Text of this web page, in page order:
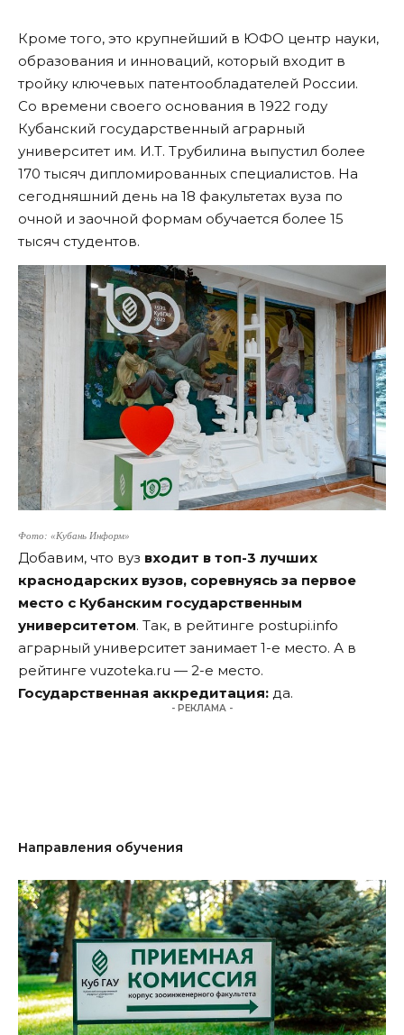
Кроме того, это крупнейший в ЮФО центр науки,
образования и инноваций, который входит в
тройку ключевых патентообладателей России.
Со времени своего основания в 1922 году
Кубанский государственный аграрный
университет им. И.Т. Трубилина выпустил более
170 тысяч дипломированных специалистов. На
сегодняшний день на 18 факультетах вуза по
очной и заочной формам обучается более 15
тысяч студентов.
Фото: «Кубань Информ»
Добавим, что вуз входит в топ-3 лучших
краснодарских вузов, соревнуясь за первое
место с Кубанским государственным
университетом. Так, в рейтинге postupi.info
аграрный университет занимает 1-е место. А в
рейтинге vuzoteka.ru — 2-е место.
Государственная аккредитация: да.
- РЕКЛАМА -
Направления обучения